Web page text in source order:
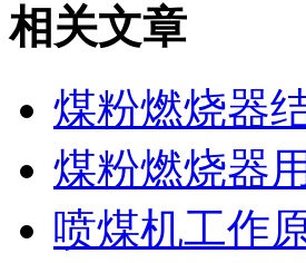
相关文章
煤粉燃烧器
煤粉燃烧器
喷煤机工作